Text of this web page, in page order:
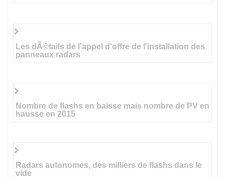
Les dÃ©tails de l'appel d'offre de l'installation des
panneaux radars
Nombre de flashs en baisse mais nombre de PV en
hausse en 2015
Radars autonomes, des milliers de flashs dans le
vide